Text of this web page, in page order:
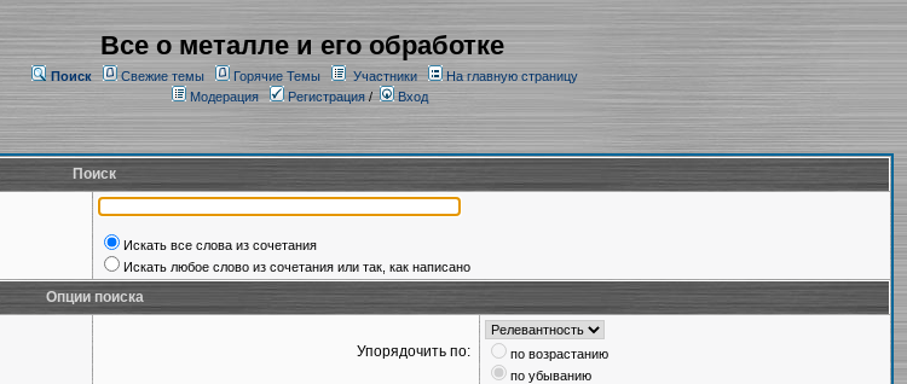
Все о металле и его обработке
Поиск Свежие темы Горячие Темы Участники
На главную страницу
Модерация
Регистрация/ Вход
Поиск
Искать все слова из сочетания
Искать любое слово из сочетания или так, как написано
Опции поиска
Упорядочить по:
по возрастанию
по убыванию